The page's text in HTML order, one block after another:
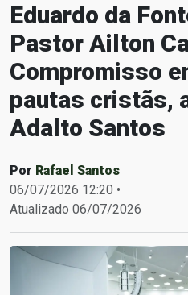
Eduardo da
Pastor Ailton
Compromisso
pautas cristãs,
Adalto Santos
Por Rafael Santos
06/07/2026 12:20 •
Atualizado 06/07/2026